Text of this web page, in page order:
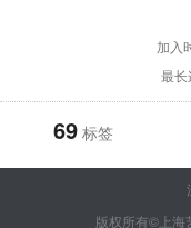
加入
最长
69 标签
版权所有©上海